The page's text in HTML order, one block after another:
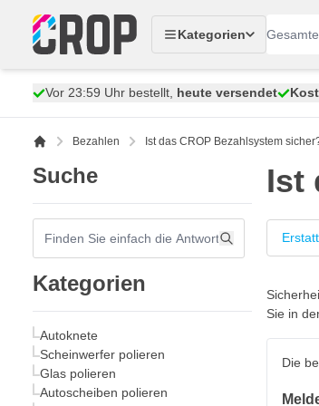
Kategorien
Vor 23:59 Uhr bestellt, heute versendet
Bezahlen Ist das CROP Bezahlsystem
Ist
Sie in
Die
Suche
Kategorien
Autoknete
Scheinwerfer polieren
Glas polieren
Autoscheiben polieren